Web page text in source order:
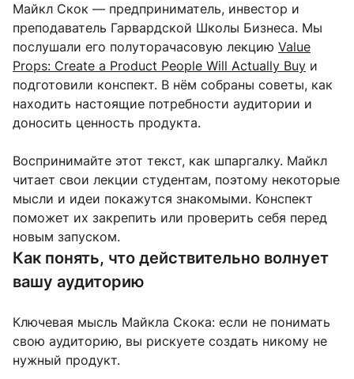
Майкл Скок — предприниматель, инвестор и
преподаватель Гарвардской Школы Бизнеса. Мы
послушали его полуторачасовую лекцию Value
Props: Create a Product People Will Actually Buy и
подготовили конспект. В нём собраны советы, как
находить настоящие потребности аудитории и
доносить ценность продукта.
Воспринимайте этот текст, как шпаргалку. Майкл
читает свои лекции студентам, поэтому некоторые
мысли и идеи покажутся знакомыми. Конспект
поможет их закрепить или проверить себя перед
новым запуском.
Как понять, что действительно волнует
вашу аудиторию
Ключевая мысль Майкла Скока: если не понимать
свою аудиторию, вы рискуете создать никому не
нужный продукт.